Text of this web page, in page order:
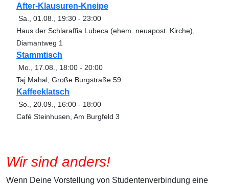
After-Klausuren-Kneipe
Sa., 01.08. 19:30 - 23:00
Haus der Schlaraffia Lubeca (ehem. neuapost. Kirche),
Diamantweg 1
Stammtisch
Mo., 17.08. 18:00 - 20:00
Taj Mahal, Große Burgstraße 59
Kaffeeklatsch
So., 20.09. 16:00 - 18:00
Café Steinhusen, Am Burgfeld 3
Wir sind anders!
Wenn Deine Vorstellung von Studentenverbindung eine